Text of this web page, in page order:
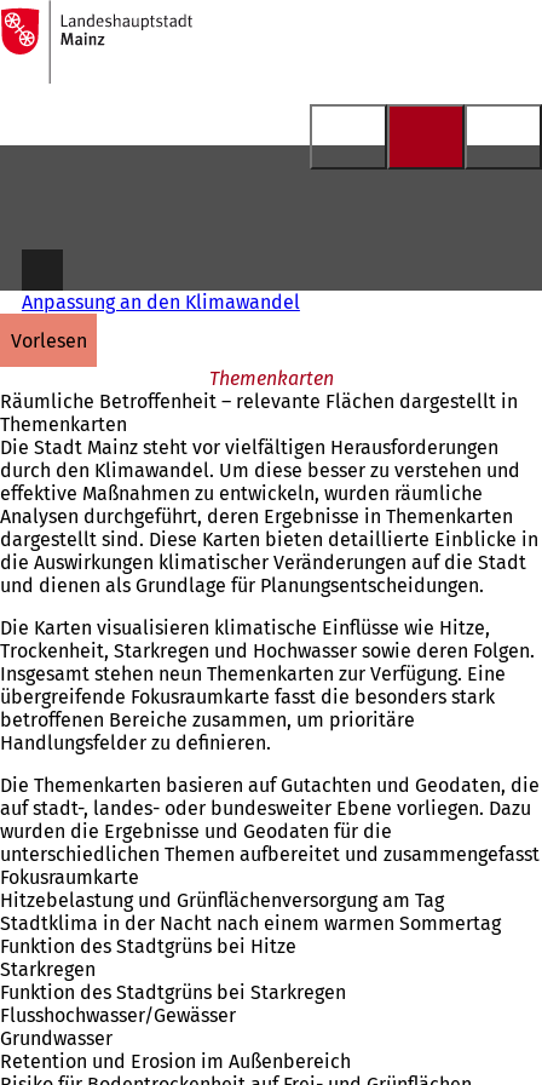
Inhalt anspringen
Zur
Startseite
Anpassung an den Klimawandel
vorlesen
Themenkarten
Räumliche Betroffenheit – relevante Flächen dargestellt in
Themenkarten
Die Stadt Mainz steht vor vielfältigen Herausforderungen
durch den Klimawandel. Um diese besser zu verstehen und
effektive Maßnahmen zu entwickeln, wurden räumliche
Analysen durchgeführt, deren Ergebnisse in Themenkarten
dargestellt sind. Diese Karten bieten detaillierte Einblicke in
die Auswirkungen klimatischer Veränderungen auf die Stadt
und dienen als Grundlage für Planungsentscheidungen.
Die Karten visualisieren klimatische Einflüsse wie Hitze,
Trockenheit, Starkregen und Hochwasser sowie deren Folgen.
Insgesamt stehen neun Themenkarten zur Verfügung. Eine
übergreifende Fokusraumkarte fasst die besonders stark
betroffenen Bereiche zusammen, um prioritäre
Handlungsfelder zu definieren.
Die Themenkarten basieren auf Gutachten und Geodaten, die
auf stadt-, landes- oder bundesweiter Ebene vorliegen. Dazu
wurden die Ergebnisse und Geodaten für die
unterschiedlichen Themen aufbereitet und zusammengefasst
Fokusraumkarte
Hitzebelastung und Grünflächenversorgung am Tag
Stadtklima in der Nacht nach einem warmen Sommertag
Funktion des Stadtgrüns bei Hitze
Starkregen
Funktion des Stadtgrüns bei Starkregen
Flusshochwasser/Gewässer
Grundwasser
Retention und Erosion im Außenbereich